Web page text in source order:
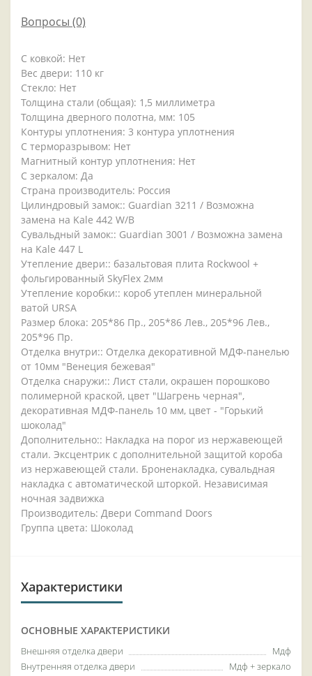
Вопросы (0)
С ковкой: Нет
Вес двери: 110 кг
Стекло: Нет
Толщина стали (общая): 1,5 миллиметра
Толщина дверного полотна, мм: 105
Контуры уплотнения: 3 контура уплотнения
С терморазрывом: Нет
Магнитный контур уплотнения: Нет
С зеркалом: Да
Страна производитель: Россия
Цилиндровый замок:: Guardian 3211 / Возможна
замена на Kale 442 W/B
Сувальдный замок:: Guardian 3001 / Возможна замена
на Kale 447 L
Утепление двери:: базальтовая плита Rockwool +
фольгированный SkyFlex 2мм
Утепление коробки:: короб утеплен минеральной
ватой URSA
Размер блока: 205*86 Пр., 205*86 Лев., 205*96 Лев.,
205*96 Пр.
Отделка внутри:: Отделка декоративной МДФ-панелью
от 10мм "Венеция бежевая"
Отделка снаружи:: Лист стали, окрашен порошково
полимерной краской, цвет "Шагрень черная",
декоративная МДФ-панель 10 мм, цвет - "Горький
шоколад"
Дополнительно:: Накладка на порог из нержавеющей
стали. Эксцентрик с дополнительной защитой короба
из нержавеющей стали. Броненакладка, сувальдная
накладка с автоматической шторкой. Независимая
ночная задвижка
Производитель: Двери Command Doors
Группа цвета: Шоколад
Характеристики
ОСНОВНЫЕ ХАРАКТЕРИСТИКИ
Внешняя отделка двери
Мдф
Внутренняя отделка двери
Мдф + зеркало